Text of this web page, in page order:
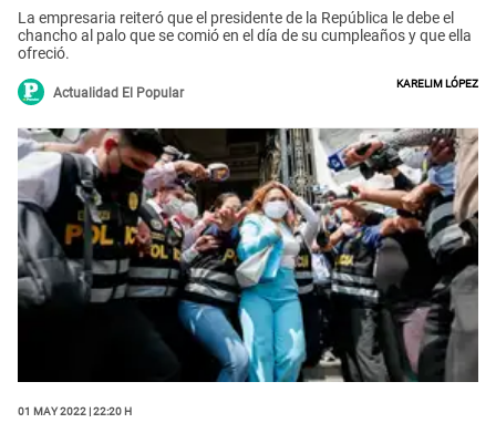
La empresaria reiteró que el presidente de la República le debe el
chancho al palo que se comió en el día de su cumpleaños y que ella
ofreció.
Actualidad El Popular
Karelim López
01 May 2022 | 22:20 h